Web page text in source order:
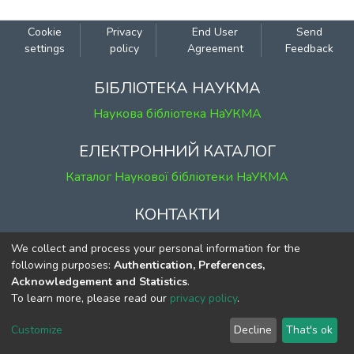
Cookie
settings
Privacy
policy
End User
Agreement
Send
Feedback
БІБЛІОТЕКА НАУКМА
Наукова бібліотека НаУКМА
ЕЛЕКТРОННИЙ КАТАЛОГ
Каталог Наукової бібліотеки НаУКМА
КОНТАКТИ
м. Київ, вул. Григорія Сковороди, 2
к. 1, к. 120
тел. (044) 463-69-31
ekmair@ukma.edu.ua
We collect and process your personal information for the
following purposes: Authentication, Preferences,
Acknowledgement and Statistics.
To learn more, please read our privacy policy.
Customize Decline That's ok